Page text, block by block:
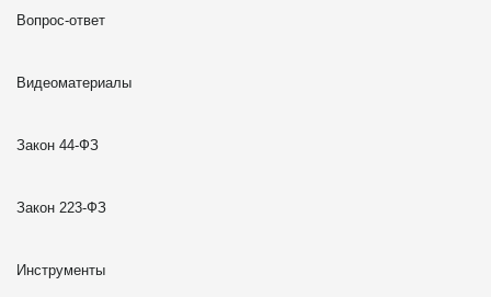
Вопрос-ответ
Видеоматериалы
Закон 44-ФЗ
Закон 223-ФЗ
Инструменты